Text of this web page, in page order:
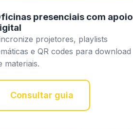
presenciais com apoio
projetores, playlists
e QR codes para download
materiais.
Consultar guia